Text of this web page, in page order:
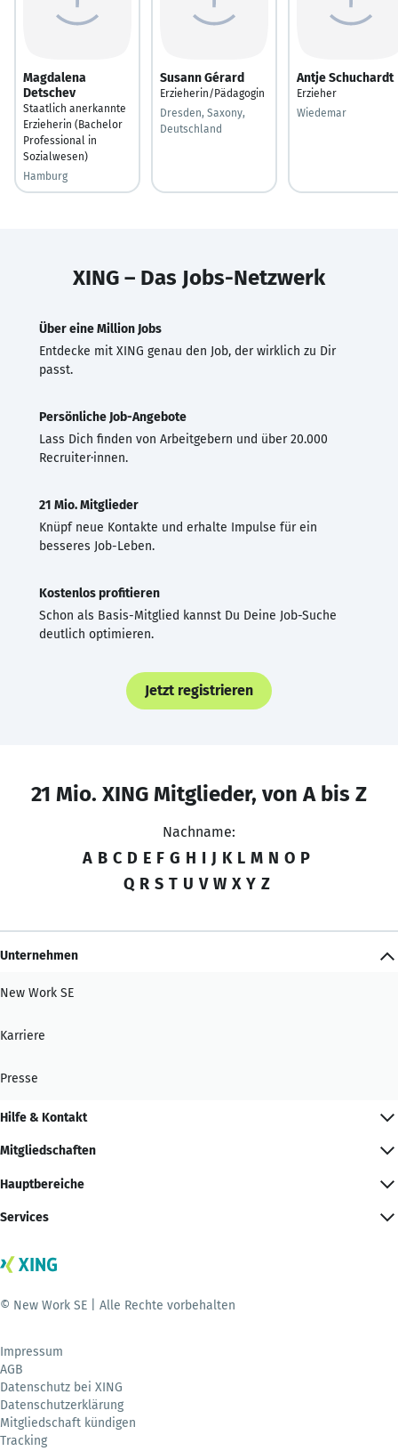
Magdalena
Detschev
Staatlich anerkannte
Erzieherin (Bachelor
Professional in
Sozialwesen)
Hamburg
Susann Gérard
Erzieherin/Pädagogin
Dresden, Saxony,
Deutschland
Antje Schuchardt
Erzieher
Wiedemar
XING – Das Jobs-Netzwerk
Über eine Million Jobs
Entdecke mit XING genau den Job, der wirklich zu Dir
passt.
Persönliche Job-Angebote
Lass Dich finden von Arbeitgebern und über 20.000
Recruiter·innen.
21 Mio. Mitglieder
Knüpf neue Kontakte und erhalte Impulse für ein
besseres Job-Leben.
Kostenlos profitieren
Schon als Basis-Mitglied kannst Du Deine Job-Suche
deutlich optimieren.
Jetzt registrieren
21 Mio. XING Mitglieder, von A bis Z
Nachname:
A B C D E F G H I J K L M N O P
Q R S T U V W X Y Z
Unternehmen
New Work SE
Karriere
Presse
Hilfe & Kontakt
Mitgliedschaften
Hauptbereiche
Services
© New Work SE | Alle Rechte vorbehalten
Impressum
AGB
Datenschutz bei XING
Datenschutzerklärung
Mitgliedschaft kündigen
Tracking